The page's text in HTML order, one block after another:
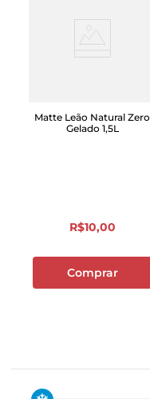
Matte Leão Natural Zero
Gelado 1,5L
R$10,00
Comprar